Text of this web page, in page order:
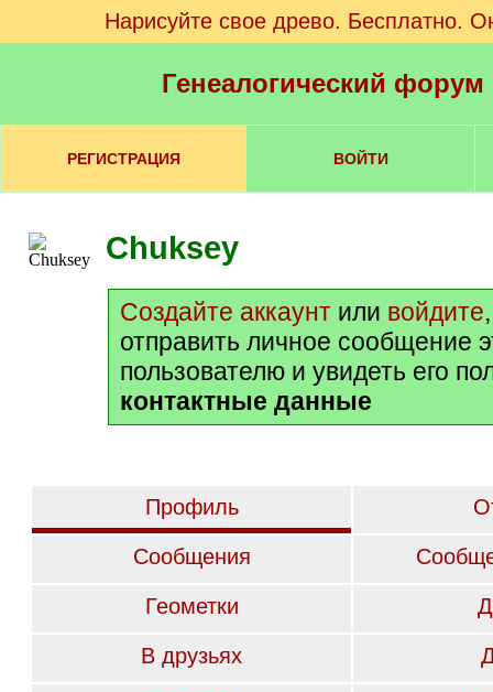
Нарисуйте свое древо. Бесплатно.
Генеалогический
РЕГИСТРАЦИЯ ВОЙТИ
Chuksey
Создайте аккаунт или войдите
отправить личное сообщение
пользователю и увидеть его
контактные данные
Профиль
Сообщения
Геометки
В друзьях